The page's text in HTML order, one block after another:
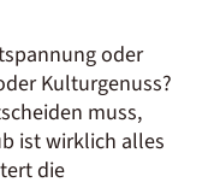
oder
Kulturgenuss?
muss,
ist wirklich alles
die